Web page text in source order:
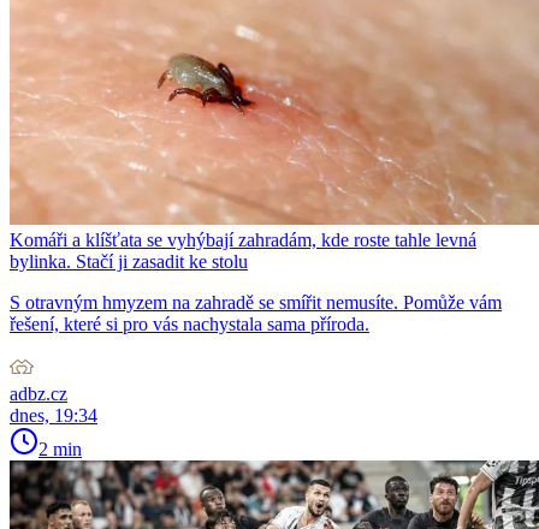
Komáři a klíšťata se vyhýbají zahradám, kde roste tahle levná
bylinka. Stačí ji zasadit ke stolu
S otravným hmyzem na zahradě se smířit nemusíte. Pomůže vám
řešení, které si pro vás nachystala sama příroda.
adbz.cz
dnes, 19:34
2 min